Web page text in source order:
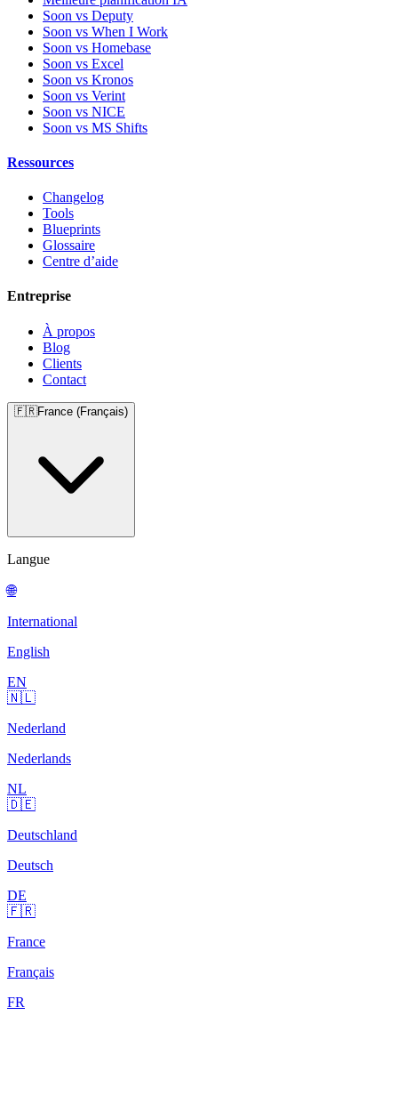
Soon vs Deputy
Soon vs When I Work
Soon vs Homebase
Soon vs Excel
Soon vs Kronos
Soon vs Verint
Soon vs NICE
Soon vs MS Shifts
Ressources
Changelog
Tools
Blueprints
Glossaire
Centre d’aide
Entreprise
À propos
Blog
Clients
Contact
🇫🇷France (Français)
Langue
🌐
International
English
EN
🇳🇱
Nederland
Nederlands
NL
🇩🇪
Deutschland
Deutsch
DE
🇫🇷
France
Français
FR